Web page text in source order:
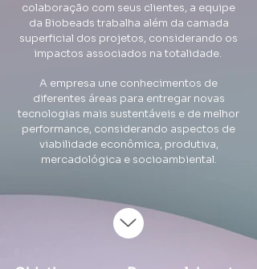
colaboração com seus clientes, a equipe
da Biobeads trabalha além da camada
superficial dos projetos, considerando os
impactos associados na totalidade.
A empresa une conhecimentos de
diferentes áreas para entregar novas
tecnologias mais sustentáveis e de melhor
performance, considerando aspectos de
viabilidade econômica, produtiva,
mercadológica e socioambiental.